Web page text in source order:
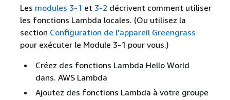
Les modules 3-1 et 3-2 décrivent comment utiliser
les fonctions Lambda locales. (Ou utilisez la
section Configuration de l'appareil Greengrass
pour exécuter le Module 3-1 pour vous.)
Créez des fonctions Lambda Hello World
dans. AWS Lambda
Ajoutez des fonctions Lambda à votre groupe